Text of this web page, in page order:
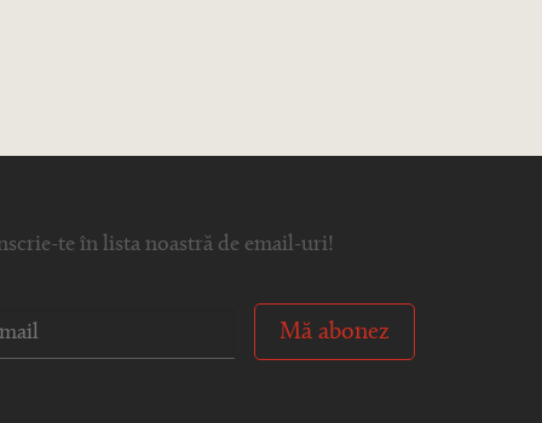
te în lista noastră de email-uri!
Mă abonez